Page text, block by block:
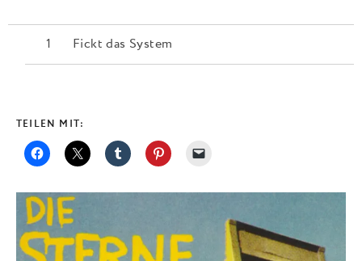
Fickt das System
TEILEN MIT: